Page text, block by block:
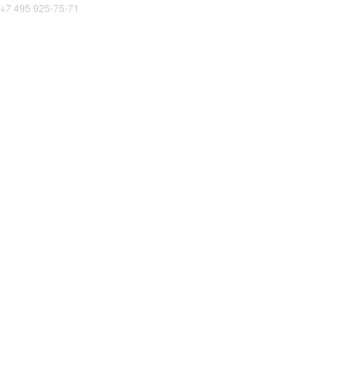
+7 495 925-75-71